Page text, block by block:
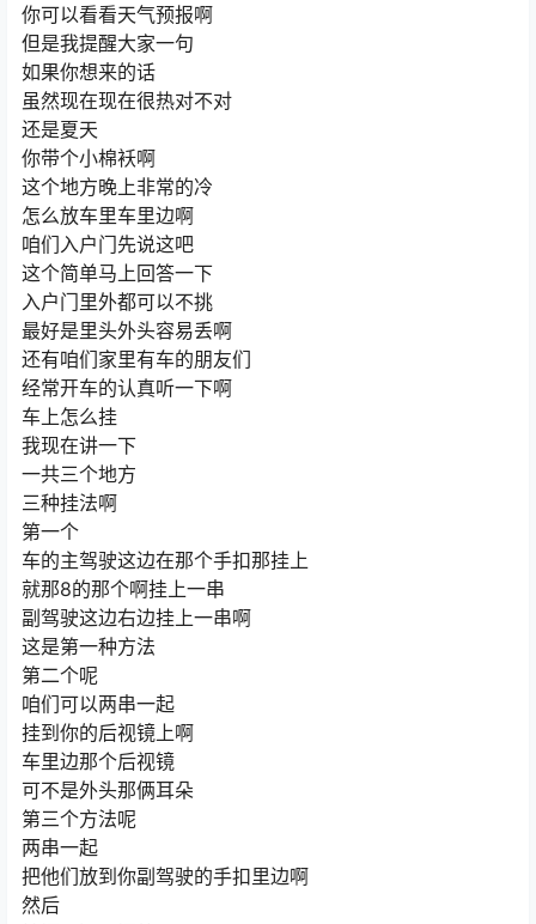
你可以看看天气预报啊
但是我提醒大家一句
如果你想来的话
虽然现在现在很热对不对
还是夏天
你带个小棉袄啊
这个地方晚上非常的冷
怎么放车里车里边啊
咱们入户门先说这吧
这个简单马上回答一下
入户门里外都可以不挑
最好是里头外头容易丢啊
还有咱们家里有车的朋友们
经常开车的认真听一下啊
车上怎么挂
我现在讲一下
一共三个地方
三种挂法啊
第一个
车的主驾驶这边在那个手扣那挂上
就那8的那个啊挂上一串
副驾驶这边右边挂上一串啊
这是第一种方法
第二个呢
咱们可以两串一起
挂到你的后视镜上啊
车里边那个后视镜
可不是外头那俩耳朵
第三个方法呢
两串一起
把他们放到你副驾驶的手扣里边啊
然后